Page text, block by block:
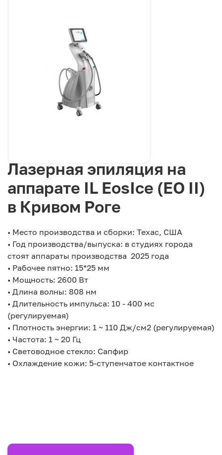
Лазерная эпиляция на
аппарате IL EosIce (EO II)
в Кривом Роге
• Место производства и сборки: Техас, США
• Год производства/выпуска: в студиях города
стоят аппараты производства 2025 года
• Рабочее пятно: 15*25 мм
• Мощность: 2600 Вт
• Длина волны: 808 нм
• Длительность импульса: 10 - 400 мс
(регулируемая)
• Плотность энергии: 1 ~ 110 Дж/см2 (регулируемая)
• Частота: 1 ~ 20 Гц
• Световодное стекло: Сапфир
• Охлаждение кожи: 5-ступенчатое контактное